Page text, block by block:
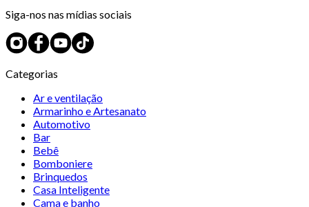
Siga-nos nas mídias sociais
Categorias
Ar e ventilação
Armarinho e Artesanato
Automotivo
Bar
Bebê
Bomboniere
Brinquedos
Casa Inteligente
Cama e banho